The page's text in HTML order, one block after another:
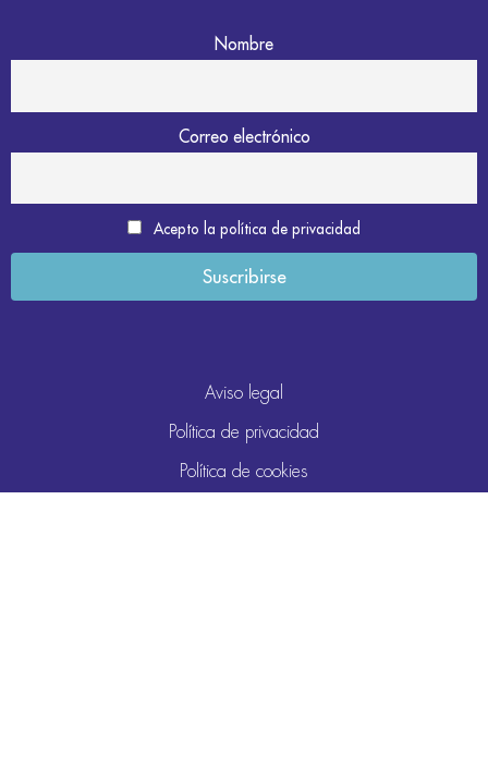
Nombre
Correo electrónico
Acepto la política de privacidad
Aviso legal
Política de privacidad
Política de cookies